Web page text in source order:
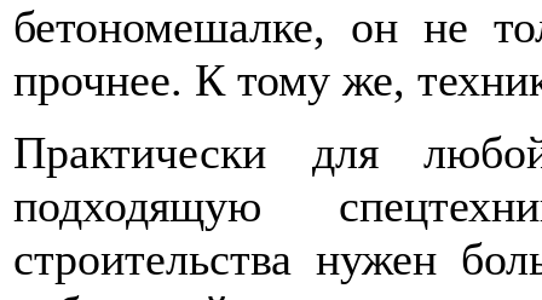
бетономешалке, он не
прочнее. К тому же,
Практически для
подходящую
строительства нужен